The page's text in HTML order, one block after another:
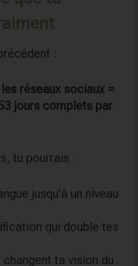
:
réseaux sociaux =
jours complets par
tu pourrais :
jusqu’à un niveau
qui double tes
ta vision du